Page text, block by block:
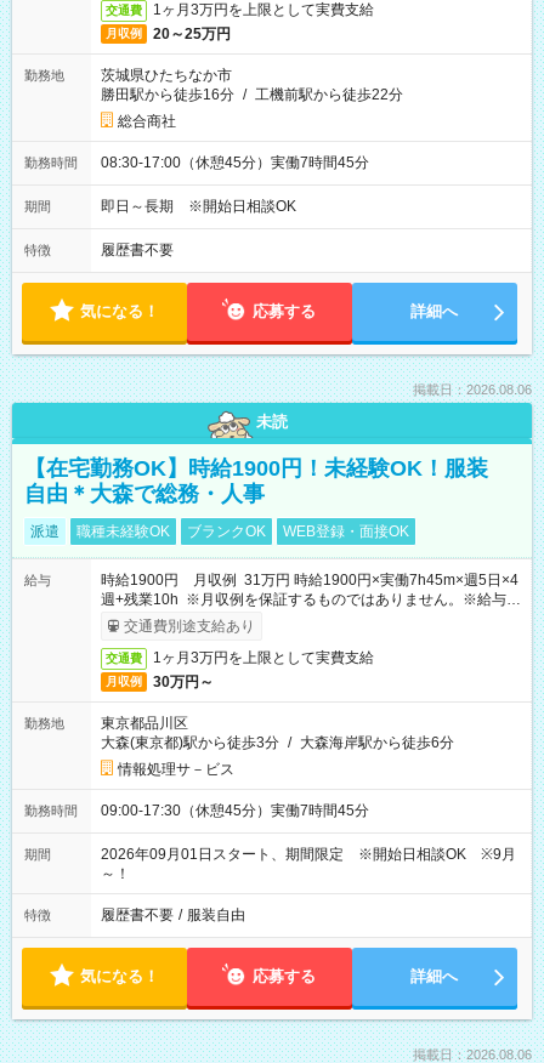
交通費 1ヶ月3万円を上限として実費支給
月収例 20～25万円
勤務地
茨城県ひたちなか市
勝田駅から徒歩16分 / 工機前駅から徒歩22分
総合商社
勤務時間 08:30-17:00（休憩45分）実働7時間45分
期間 即日～長期 ※開始日相談OK
特徴 履歴書不要
気になる！ 応募する 詳細へ
掲載日：2026.08.06
未読
【在宅勤務OK】時給1900円！未経験OK！服装
自由＊大森で総務・人事
派遣 職種未経験OK ブランクOK WEB登録・面接OK
給与
時給1900円 月収例 31万円 時給1900円×実働7h45m×週5日×4
週+残業10h ※月収例を保証するものではありません。※給与即
受取りサービス利用可（利用条件有）
交通費別途支給あり
交通費 1ヶ月3万円を上限として実費支給
月収例 30万円～
勤務地
東京都品川区
大森(東京都)駅から徒歩3分 / 大森海岸駅から徒歩6分
情報処理サ－ビス
勤務時間 09:00-17:30（休憩45分）実働7時間45分
期間
2026年09月01日スタート、期間限定 ※開始日相談OK ※9月
～！
特徴 履歴書不要 / 服装自由
気になる！ 応募する 詳細へ
掲載日：2026.08.06